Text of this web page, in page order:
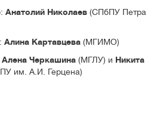
Анатолий Николаев (СПбПУ Петра
Алина Картавцева (МГИМО)
Алена Черкашина (МГЛУ) и Никита
им. А.И. Герцена)